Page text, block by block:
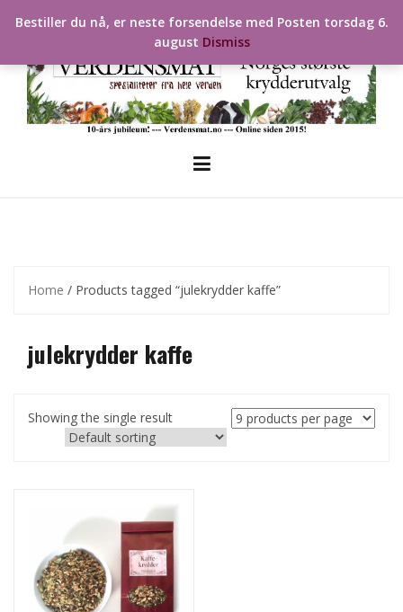
Home / Products tagged “julekrydder kaffe”
julekrydder kaffe
Showing the single result
Bestiller du nå, er neste forsendelse med Posten torsdag 6.
august Dismiss